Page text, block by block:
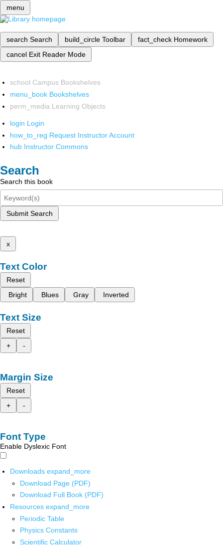
menu
search Search build_circle Toolbar fact_check Homework
cancel Exit Reader Mode
school Campus Bookshelves
menu_book Bookshelves
perm_media Learning Objects
login Login
how_to_reg Request Instructor Account
hub Instructor Commons
Search
Search this book
Submit Search
x
Text Color
Reset
Bright
Blues Gray Inverted
Text Size
Reset
+
-
Margin Size
Reset
+
-
Font Type
Enable Dyslexic Font
Downloads expand_more
Download Page (PDF)
Download Full Book (PDF)
Resources expand_more
Periodic Table
Physics Constants
Scientific Calculator